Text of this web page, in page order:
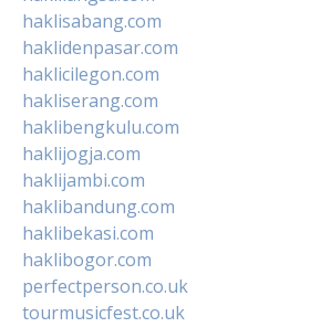
haklisabang.com
haklidenpasar.com
haklicilegon.com
hakliserang.com
haklibengkulu.com
haklijogja.com
haklijambi.com
haklibandung.com
haklibekasi.com
haklibogor.com
perfectperson.co.uk
tourmusicfest.co.uk